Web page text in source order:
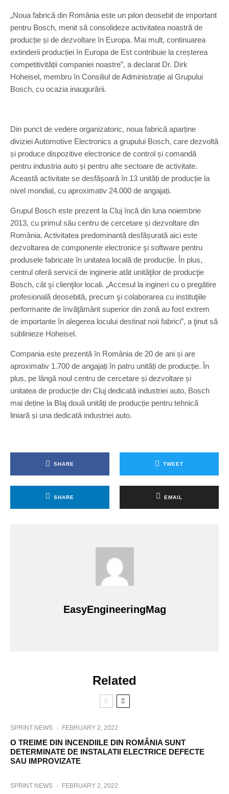
„Noua fabrică din România este un pilon deosebit de important
pentru Bosch, menit să consolideze activitatea noastră de
producție și de dezvoltare în Europa. Mai mult, continuarea
extinderii producției în Europa de Est contribuie la creșterea
competitivității companiei noastre”, a declarat Dr. Dirk
Hoheisel, membru în Consiliul de Administrație al Grupului
Bosch, cu ocazia inaugurării.
Din punct de vedere organizatoric, noua fabrică aparține
diviziei Automotive Electronics a grupului Bosch, care dezvoltă
și produce dispozitive electronice de control și comandă
pentru industria auto și pentru alte sectoare de activitate.
Această activitate se desfășoară în 13 unități de producție la
nivel mondial, cu aproximativ 24.000 de angajați.
Grupul Bosch este prezent la Cluj încă din luna noiembrie
2013, cu primul său centru de cercetare și dezvoltare din
România. Activitatea predominantă desfășurată aici este
dezvoltarea de componente electronice şi software pentru
produsele fabricate în unitatea locală de producție. În plus,
centrul oferă servicii de inginerie atât unităţilor de producţie
Bosch, cât şi clienţilor locali. „Accesul la ingineri cu o pregătire
profesională deosebită, precum şi colaborarea cu instituţiile
performante de învăţământ superior din zonă au fost extrem
de importante în alegerea locului destinat noii fabrici”, a ţinut să
sublinieze Hoheisel.
Compania este prezentă în România de 20 de ani și are
aproximativ 1.700 de angajați în patru unități de producție. În
plus, pe lângă noul centru de cercetare și dezvoltare și
unitatea de producție din Cluj dedicată industriei auto, Bosch
mai deține la Blaj două unități de producție pentru tehnică
liniară și una dedicată industriei auto.
SHARE TWEET
SHARE EMAIL
EasyEngineeringMag
Related
SPRINT NEWS · FEBRUARY 2, 2022
O TREIME DIN INCENDIILE DIN ROMÂNIA SUNT
DETERMINATE DE INSTALATII ELECTRICE DEFECTE
SAU IMPROVIZATE
SPRINT NEWS · FEBRUARY 2, 2022